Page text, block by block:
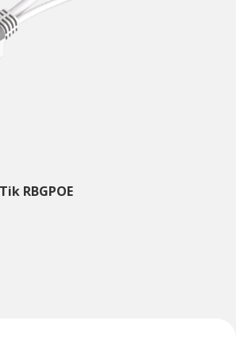
RBGPOE